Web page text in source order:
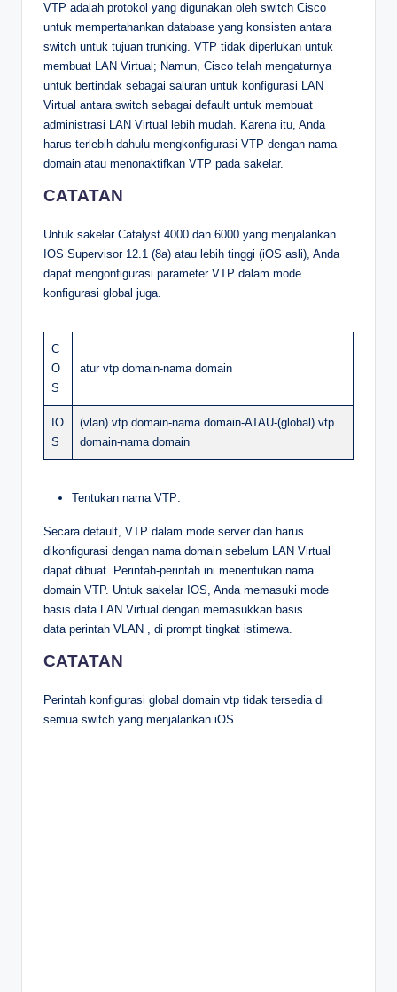
VTP adalah protokol yang digunakan oleh switch Cisco
untuk mempertahankan database yang konsisten antara
switch untuk tujuan trunking. VTP tidak diperlukan untuk
membuat LAN Virtual; Namun, Cisco telah mengaturnya
untuk bertindak sebagai saluran untuk konfigurasi LAN
Virtual antara switch sebagai default untuk membuat
administrasi LAN Virtual lebih mudah. Karena itu, Anda
harus terlebih dahulu mengkonfigurasi VTP dengan nama
domain atau menonaktifkan VTP pada sakelar.
CATATAN
Untuk sakelar Catalyst 4000 dan 6000 yang menjalankan
IOS Supervisor 12.1 (8a) atau lebih tinggi (iOS asli), Anda
dapat mengonfigurasi parameter VTP dalam mode
konfigurasi global juga.
C
O
S
atur vtp domain-nama domain
IO
S
(vlan) vtp domain-nama domain-ATAU-(global) vtp
domain-nama domain
Tentukan nama VTP:
Secara default, VTP dalam mode server dan harus
dikonfigurasi dengan nama domain sebelum LAN Virtual
dapat dibuat. Perintah-perintah ini menentukan nama
domain VTP. Untuk sakelar IOS, Anda memasuki mode
basis data LAN Virtual dengan memasukkan basis
data perintah VLAN , di prompt tingkat istimewa.
CATATAN
Perintah konfigurasi global domain vtp tidak tersedia di
semua switch yang menjalankan iOS.